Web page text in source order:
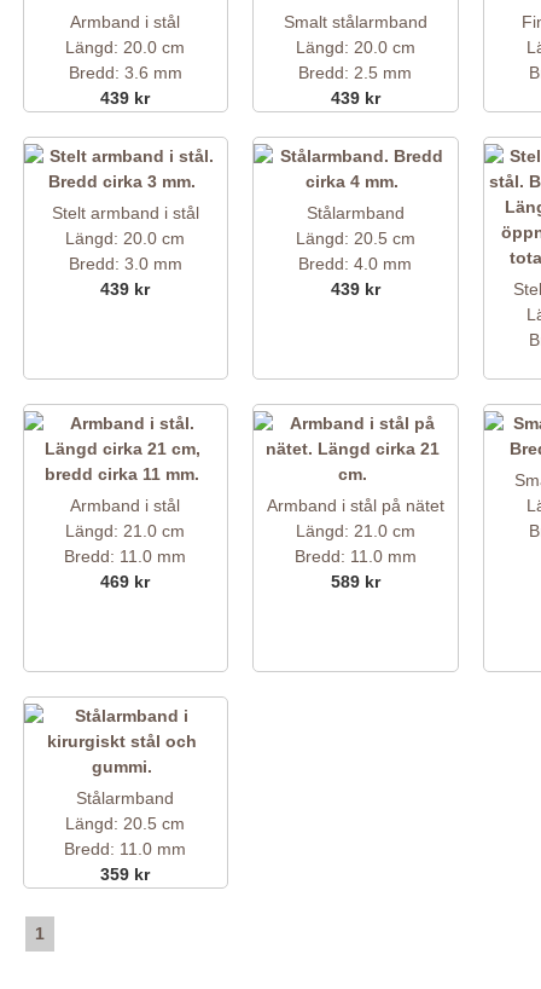
Armband i stål
Längd: 20.0 cm
Bredd: 3.6 mm
439 kr
Smalt stålarmband
Längd: 20.0 cm
Bredd: 2.5 mm
439 kr
Stelt armband i stål
Längd: 20.0 cm
Bredd: 3.0 mm
439 kr
Stålarmband
Längd: 20.5 cm
Bredd: 4.0 mm
439 kr
Armband i stål
Längd: 21.0 cm
Bredd: 11.0 mm
469 kr
Armband i stål på nätet
Längd: 21.0 cm
Bredd: 11.0 mm
589 kr
Stålarmband
Längd: 20.5 cm
Bredd: 11.0 mm
359 kr
1